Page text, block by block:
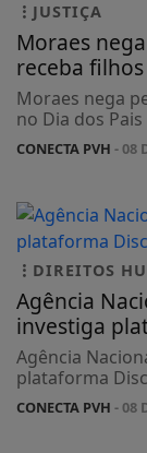
JUSTIÇA
Moraes
receba
Moraes nega
no Dia dos Pais
CONECTA PVH - 08
DIREITOS
Agência
investiga
Agência
plataforma
CONECTA PVH - 08